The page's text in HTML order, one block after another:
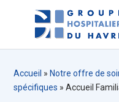
Accueil » Notre offre de
spécifiques »Accueil